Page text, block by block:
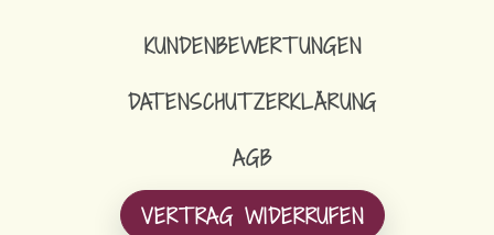
KUNDENBEWERTUNGEN
DATENSCHUTZERKLÄRUNG
AGB
VERTRAG WIDERRUFEN